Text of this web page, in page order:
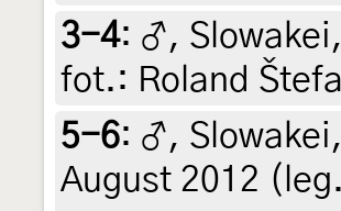
3-4: ♂,
fot.: Roland
5-6: ♂,
August 2012